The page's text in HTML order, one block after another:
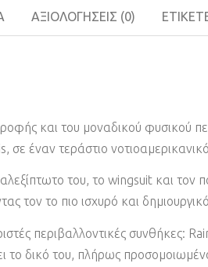
ΑΞΙΟΛΟΓΉΣΕΙΣ (0)
και του μοναδικού φυσικού
σε έναν τεράστιο
του, το wingsuit και τον
τον το πιο ισχυρό και
περιβαλλοντικές
δικό του, πλήρως